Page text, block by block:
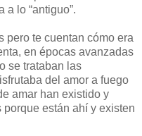
a lo “antiguo”.
pero te cuentan cómo era
en épocas avanzadas
se trataban las
del amor a fuego
amar han existido y
están ahí y existen